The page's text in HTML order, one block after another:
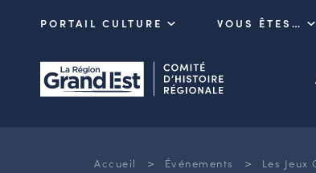
PORTAIL CULTURE VOUS ÊTES…
Accueil > Événements > Les